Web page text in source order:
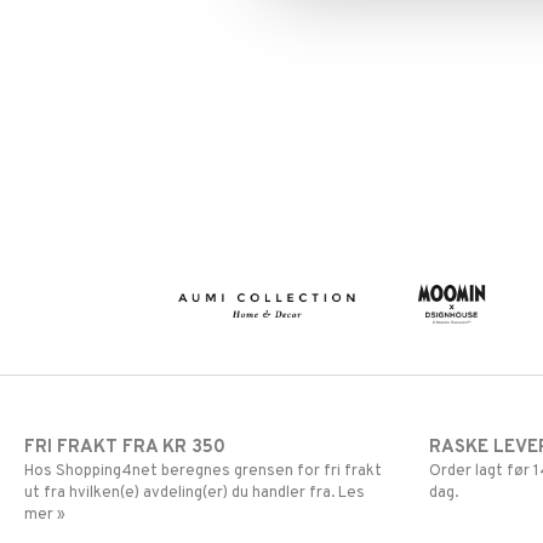
FRI FRAKT FRA KR 350
Hos Shopping4net beregnes grensen for fri frakt
ut fra hvilken(e) avdeling(er) du handler fra. Les
mer »
RASKE
Order lagt før
dag.